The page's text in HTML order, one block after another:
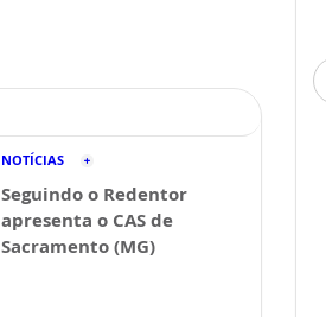
NOTÍCIAS
Seguindo o Redentor
apresenta o CAS de
Sacramento (MG)